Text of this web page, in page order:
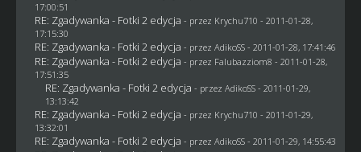
17:00:51
RE: Zgadywanka - Fotki 2 edycja - przez Krychu710 - 2011-01-28,
17:15:30
RE: Zgadywanka - Fotki 2 edycja - przez AdikoSS - 2011-01-28, 17:41:46
RE: Zgadywanka - Fotki 2 edycja - przez Falubazziom8 - 2011-01-28,
17:51:35
RE: Zgadywanka - Fotki 2 edycja - przez AdikoSS - 2011-01-29,
13:13:42
RE: Zgadywanka - Fotki 2 edycja - przez Krychu710 - 2011-01-29,
13:32:01
RE: Zgadywanka - Fotki 2 edycja - przez AdikoSS - 2011-01-29, 14:55:43